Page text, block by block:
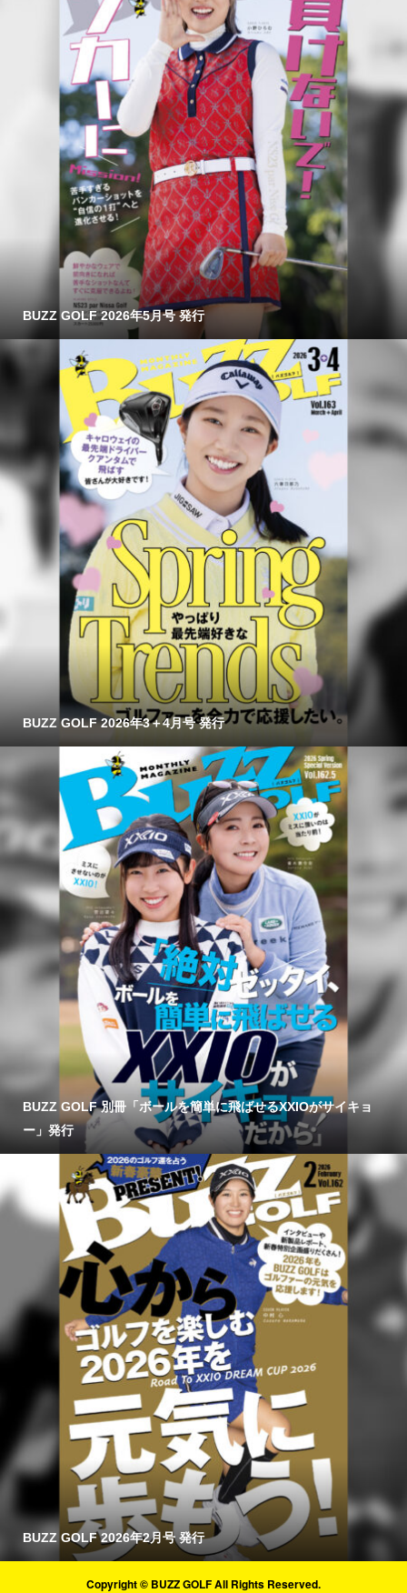
BUZZ GOLF 2026年5月号 発行
BUZZ GOLF 2026年3＋4月号 発行
BUZZ GOLF 別冊「ボールを簡単に飛ばせるXXIOがサイキョ
ー」発行
BUZZ GOLF 2026年2月号 発行
Copyright © BUZZ GOLF All Rights Reserved.